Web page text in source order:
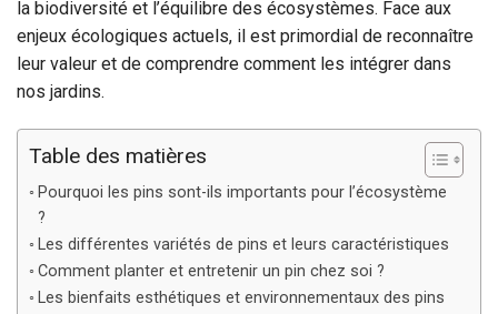
la biodiversité et l’équilibre des écosystèmes. Face aux
enjeux écologiques actuels, il est primordial de reconnaître
leur valeur et de comprendre comment les intégrer dans
nos jardins.
Table des matières
Pourquoi les pins sont-ils importants pour l’écosystème
?
Les différentes variétés de pins et leurs caractéristiques
Comment planter et entretenir un pin chez soi ?
Les bienfaits esthétiques et environnementaux des pins